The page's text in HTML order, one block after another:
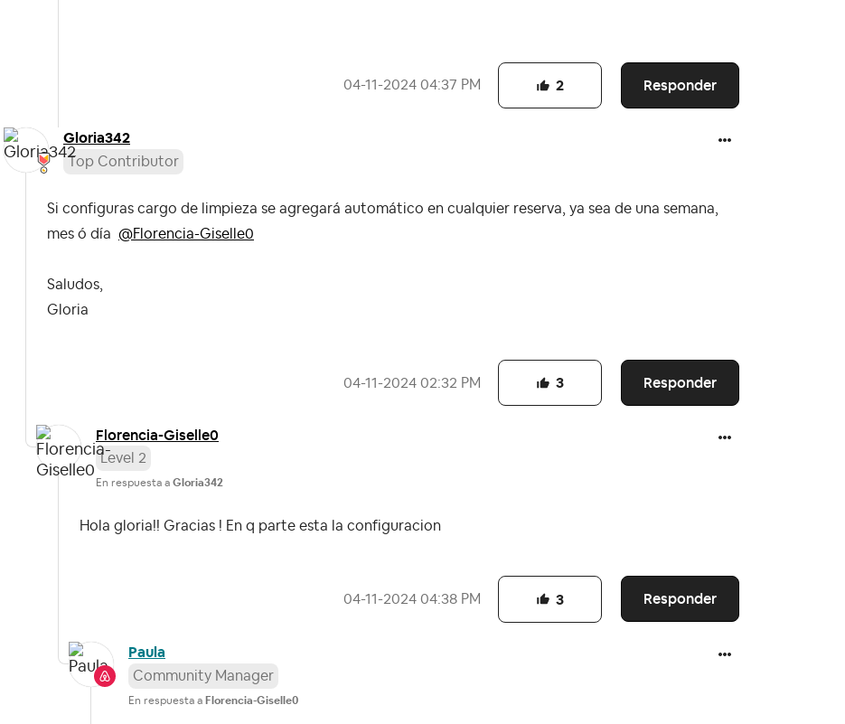
‎04-11-2024 04:37 PM Responder
2
Gloria342
Top Contributor
Si configuras cargo de limpieza se agregará automático en cualquier reserva, ya sea de una semana,
mes ó día @Florencia-Giselle0
Saludos,
Gloria
‎04-11-2024 02:32 PM Responder
3
Florencia-Giselle0
Level 2
En respuesta a Gloria342
Hola gloria!! Gracias ! En q parte esta la configuracion
‎04-11-2024 04:38 PM Responder
3
Paula
Community Manager
En respuesta a Florencia-Giselle0